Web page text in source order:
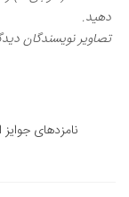
دهید.
تصاویر نویسندگان